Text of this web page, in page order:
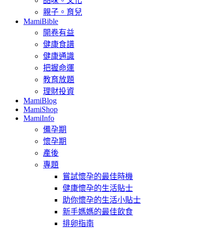
親子。育兒
MamiBible
開卷有益
健康食譜
健康通識
把握命運
教育放題
理財投資
MamiBlog
MamiShop
MamiInfo
備孕期
懷孕期
產後
專題
嘗試懷孕的最佳時機
健康懷孕的生活貼士
助你懷孕的生活小貼士
新手媽媽的最佳飲食
排卵指南